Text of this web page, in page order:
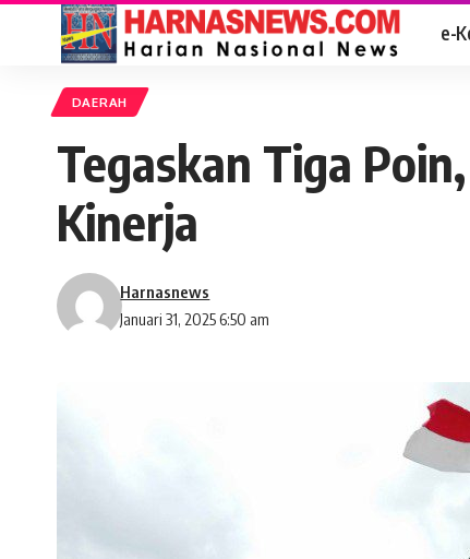
e-
DAERAH
Tegaskan Tiga
Kinerja
Januari 31, 2025 6:50 am
Harnasnews